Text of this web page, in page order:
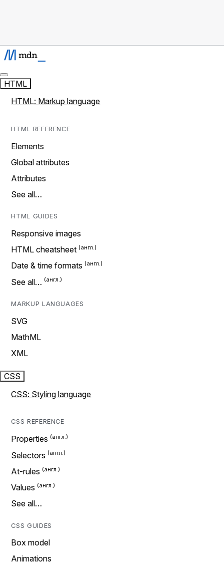
HTML
HTML: Markup language
HTML REFERENCE
Elements
Global attributes
Attributes
See all…
HTML GUIDES
Responsive images
HTML cheatsheet
Date & time formats
See all…
MARKUP LANGUAGES
SVG
MathML
XML
CSS
CSS: Styling language
CSS REFERENCE
Properties
Selectors
At-rules
Values
See all…
CSS GUIDES
Box model
Animations